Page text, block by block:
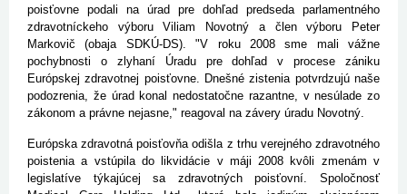
poisťovne podali na úrad pre dohľad predseda parlamentného
zdravotníckeho výboru Viliam Novotný a člen výboru Peter
Markovič (obaja SDKÚ-DS). "V roku 2008 sme mali vážne
pochybnosti o zlyhaní Úradu pre dohľad v procese zániku
Európskej zdravotnej poisťovne. Dnešné zistenia potvrdzujú naše
podozrenia, že úrad konal nedostatočne razantne, v nesúlade zo
zákonom a právne nejasne," reagoval na závery úradu Novotný.
Európska zdravotná poisťovňa odišla z trhu verejného zdravotného
poistenia a vstúpila do likvidácie v máji 2008 kvôli zmenám v
legislatíve týkajúcej sa zdravotných poisťovní. Spoločnosť